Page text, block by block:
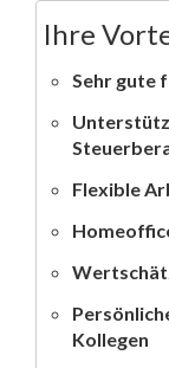
Ihre
Sehr gute
Flexible
Kollegen